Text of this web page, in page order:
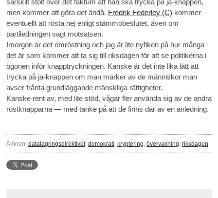
särskilt stolt över det faktum att han ska trycka på ja-knappen,
men kommer att göra det ändå. Fredrik Federley (C) kommer
eventuellt att rösta nej enligt stämmobeslutet, även om
partiledningen sagt motsatsen.
Imorgon är det omröstning och jag är lite nyfiken på hur många
det är som kommer att ta sig till riksdagen för att se politikerna i
ögonen inför knapptryckningen. Kanske är det inte lika lätt att
trycka på ja-knappen om man märker av de människor man
avser frånta grundläggande mänskliga rättigheter.
Kanske rent av, med lite stöd, vågar fler använda sig av de andra
röstknapparna — med tanke på att de finns där av en anledning.
Ämnen: datalagringsdirektivet, demokrati kryptering övervakning riksdagen